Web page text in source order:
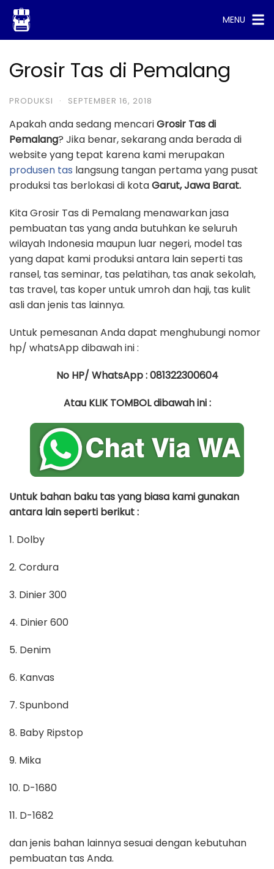
Skip
content
MENU
Grosir Tas di Pemalang
PRODUKSI · SEPTEMBER 16, 2018
Apakah anda sedang mencariGrosir Tas di
Pemalang? Jika benar, sekarang anda berada di
website yang tepat karena kami merupakan
produsen tas langsung tangan pertama yang pusat
produksi tas berlokasi di kotaGarut, Jawa Barat.
Kita Grosir Tas di Pemalang menawarkan jasa
pembuatan tas yang anda butuhkan ke seluruh
wilayah Indonesia maupun luar negeri, model tas
yang dapat kami produksi antara lain seperti tas
ransel, tas seminar, tas pelatihan, tas anak sekolah,
tas travel, tas koper untuk umroh dan haji, tas kulit
asli dan jenis tas lainnya.
Untuk pemesanan Anda dapat menghubungi nomor
hp/ whatsApp dibawah ini :
No HP/ WhatsApp : 081322300604
Atau KLIK TOMBOL dibawah ini :
Untuk bahan baku tas yang biasa kami gunakan
antara lain seperti berikut :
1. Dolby
2. Cordura
3. Dinier 300
4. Dinier 600
5. Denim
6. Kanvas
7. Spunbond
8. Baby Ripstop
9. Mika
10. D-1680
11. D-1682
dan jenis bahan lainnya sesuai dengan kebutuhan
pembuatan tas Anda.